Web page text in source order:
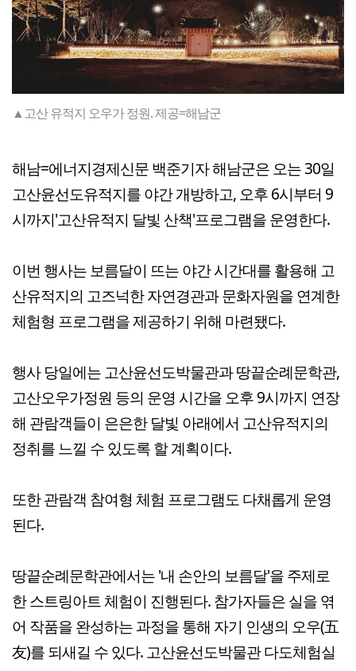
▲고산 유적지 오우가 정원. 제공=해남군
해남=에너지경제신문 백준기자 해남군은 오는 30일
고산윤선도유적지를 야간 개방하고, 오후 6시부터 9
시까지'고산유적지 달빛 산책'프로그램을 운영한다.
이번 행사는 보름달이 뜨는 야간 시간대를 활용해 고
산유적지의 고즈넉한 자연경관과 문화자원을 연계한
체험형 프로그램을 제공하기 위해 마련됐다.
행사 당일에는 고산윤선도박물관과 땅끝순례문학관,
고산오우가정원 등의 운영 시간을 오후 9시까지 연장
해 관람객들이 은은한 달빛 아래에서 고산유적지의
정취를 느낄 수 있도록 할 계획이다.
또한 관람객 참여형 체험 프로그램도 다채롭게 운영
된다.
땅끝순례문학관에서는 '내 손안의 보름달'을 주제로
한 스트링아트 체험이 진행된다. 참가자들은 실을 엮
어 작품을 완성하는 과정을 통해 자기 인생의 오우(五
友)를 되새길 수 있다. 고산윤선도박물관 다도체험실